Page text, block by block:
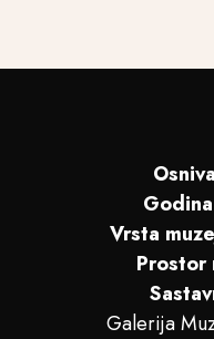
Vrsta
Prostor
Galerija